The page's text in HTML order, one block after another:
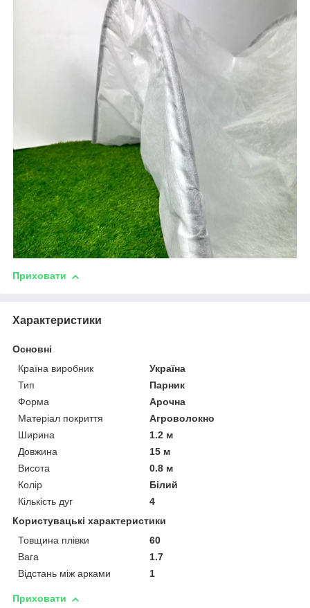
Приховати
Характеристики
Основні
Країна виробник
Україна
Тип
Парник
Форма
Арочна
Матеріал покриття
Агроволокно
Ширина
1.2 м
Довжина
15 м
Висота
0.8 м
Колір
Білий
Кількість дуг
4
Користувацькі характеристики
Товщина плівки
60
Вага
1.7
Відстань між арками
1
Приховати